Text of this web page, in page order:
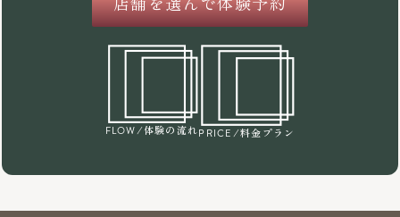
FLOW /体験の流れPRICE /料金プラン